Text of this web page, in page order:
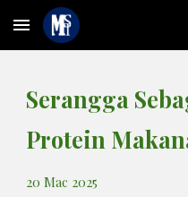
Skip to main content
Serangga
Protein
20 Mac 2025